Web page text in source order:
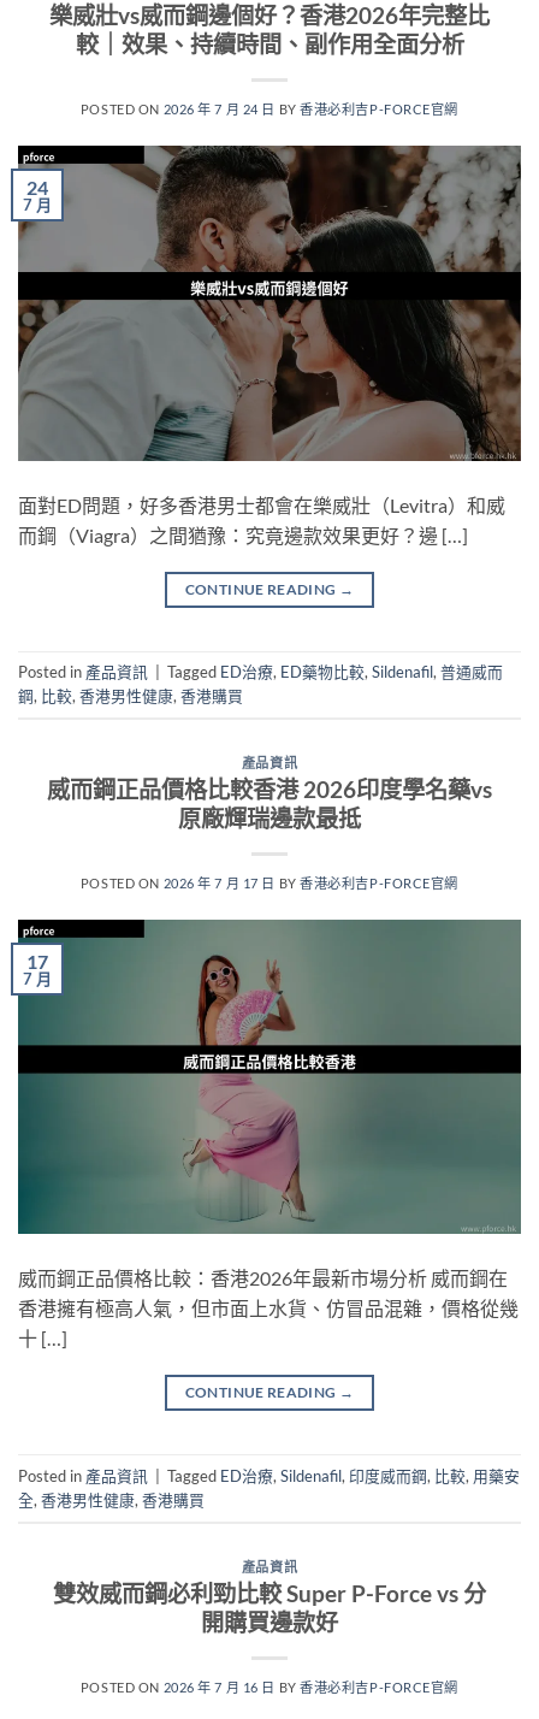
樂威壯vs威而鋼邊個好？香港2026年完整比
較｜效果、持續時間、副作用全面分析
POSTED ON 2026 年 7 月 24 日 BY香港必利吉P-FORCE官網
24
7 月
面對ED問題，好多香港男士都會在樂威壯（Levitra）和威
而鋼（Viagra）之間猶豫：究竟邊款效果更好？邊 […]
CONTINUE READING →
Posted in 產品資訊 Tagged ED治療, ED藥物比較, Sildenafil, 普通威而
鋼, 比較, 香港男性健康, 香港購買
產品資訊
威而鋼正品價格比較香港 2026印度學名藥vs
原廠輝瑞邊款最抵
POSTED ON 2026 年 7 月 17 日 BY香港必利吉P-FORCE官網
17
7 月
威而鋼正品價格比較：香港2026年最新市場分析 威而鋼在
香港擁有極高人氣，但市面上水貨、仿冒品混雜，價格從幾
十 […]
CONTINUE READING →
Posted in 產品資訊 Tagged ED治療, Sildenafil, 印度威而鋼, 比較, 用藥安
全, 香港男性健康, 香港購買
產品資訊
雙效威而鋼必利勁比較 Super P-Force vs 分
開購買邊款好
POSTED ON 2026 年 7 月 16 日 BY香港必利吉P-FORCE官網